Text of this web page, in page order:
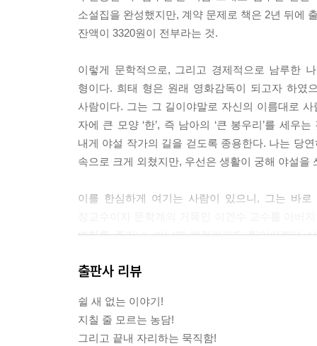
다는 사실 자체가 좋았다고. 그뿐이야. 그런데, 지
우리가 결과 위주, 성과 위주, 경력 위주의 가치관
론 살아남지 못해. 그건 동화일 뿐이야. 현실에선
야. 그건 자신을 이기는 게 아니라, 자기 탐욕의
어. 이젠 안 그럴 거야. 할 수 있는 만큼만 할 거라
이라고. 무슨 말인지 알겠어. 초능력이란 말이야.
“어차피 언젠가는 질 수밖에 없는 게임이야. 어떻
만 그 모습이 근사하지 않더라도, 초라하더라도,
그의 말이 내 안에서 울리고 있었다. 그리고 그가
공평수가 그랬듯 승부를 최종적으로 받아들이는
진 시합이다. 세상이 패했다고 하더라도, 자신이
패배로 기록되었다. 하지만 그 경기는 내게 있어
삶을 기록하고, 보존할 것이다. 중요한 것은 내가
소설집을 완성했지만, 계약 문제로 책은 2년 뒤에
잔액이 3320원이 전부라는 것.
이렇게 문학적으로, 그리고 경제적으로 남루한
형이다. 희태 형은 원래 영화감독이 되고자 하였
사람이다. 그는 그 길이야말로 자신의 이름대로 사
자에 큰 모양 ‘한’, 즉 남아의 ‘큰 봉우리’를 세우
내게 야설 작가의 길을 걷도록 종용한다. 나는 당
속으로 크게 외쳤지만, 우선은 생활이 궁해 야설을
이를 한심하게 여기는 사람이 있으니, 그는 바
변화를 주거나, 아니면 방점이라도 찍어야겠다
있어도 이름이 없는 말 그대로 남루한 무명작
이야기를 해야겠다. 나의 아버지 ‘남강호’는 전
출판사 리뷰
쉴 새 없는 이야기!
지칠 줄 모르는 농담!
그리고 끝내 자리하는 묵직함!